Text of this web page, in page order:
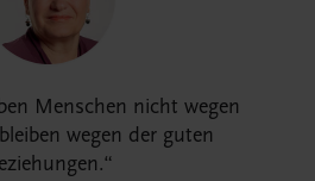
Menschen nicht wegen
wegen der guten